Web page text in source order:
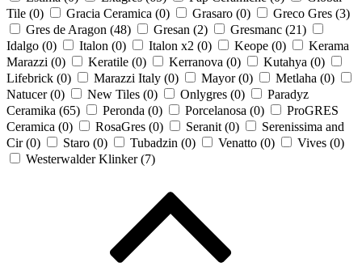
Tile (0) Gracia Ceramica (0) Grasaro (0) Greco Gres (3)
Gres de Aragon (48) Gresan (2) Gresmanc (21)
Idalgo (0) Italon (0) Italon x2 (0) Keope (0)
Kerama
Marazzi (0) Keratile (0) Kerranova (0) Kutahya (0)
Lifebrick (0) Marazzi Italy (0) Mayor (0) Metlaha (0)
Natucer (0) New Tiles (0) Onlygres (0)
Paradyz
Ceramika (65) Peronda (0) Porcelanosa (0)
ProGRES
Ceramica (0) RosaGres (0) Seranit (0)
Serenissima and
Cir (0) Staro (0) Tubadzin (0) Venatto (0) Vives (0)
Westerwalder Klinker (7)